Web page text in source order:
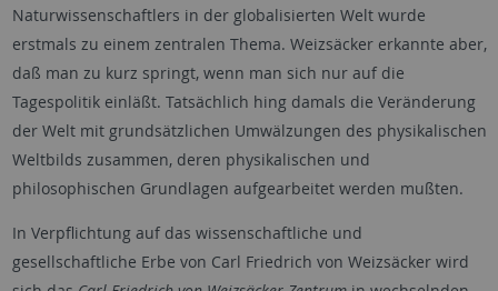
Naturwissenschaftlers in der globalisierten Welt wurde
erstmals zu einem zentralen Thema. Weizsäcker erkannte aber,
daß man zu kurz springt, wenn man sich nur auf die
Tagespolitik einläßt. Tatsächlich hing damals die Veränderung
der Welt mit grundsätzlichen Umwälzungen des physikalischen
Weltbilds zusammen, deren physikalischen und
philosophischen Grundlagen aufgearbeitet werden mußten.
In Verpflichtung auf das wissenschaftliche und
gesellschaftliche Erbe von Carl Friedrich von Weizsäcker wird